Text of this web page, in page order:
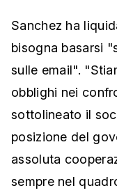
Sanchez ha
bisogna basarsi
sulle email".
obblighi nei
sottolineato il
posizione del
assoluta
sempre nel